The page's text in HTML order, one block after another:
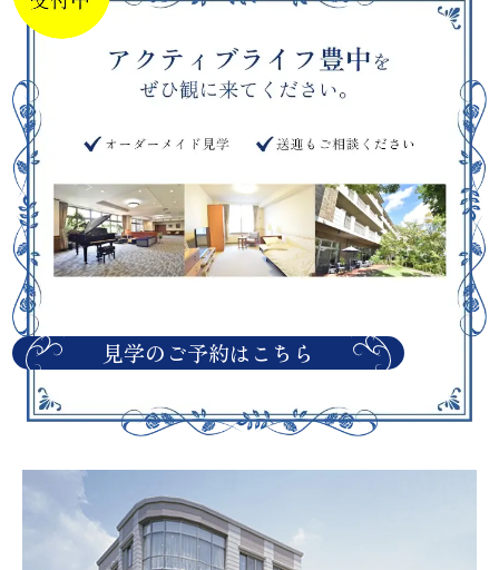
見学のご予約はこちら